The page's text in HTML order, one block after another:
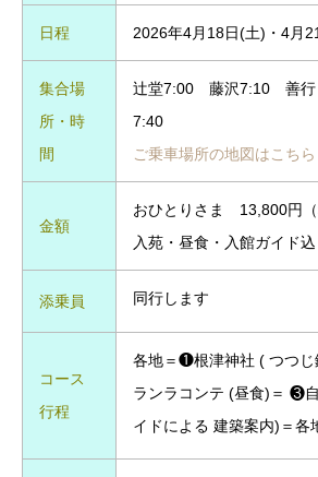
日程 2026年4月18日(土)・4月
集合場
所・時
間
辻堂7:00 藤沢7:10 善
7:40
ご乗車場所の地図はこちら
金額
おひとりさま 13,800円（
入苑・昼食・入館ガイド込
添乗員 同行します
コース
行程
各地＝❶根津神社 ( つつ
ランラコンテ (昼食)＝ ❸
イドによる 建築案内)＝各